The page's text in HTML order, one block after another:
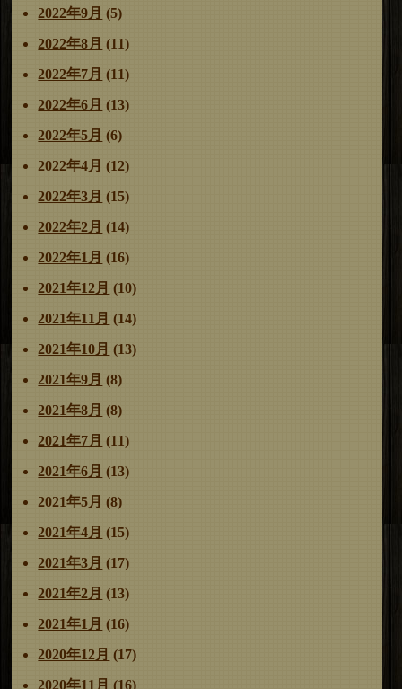
2022年9月 (5)
2022年8月 (11)
2022年7月 (11)
2022年6月 (13)
2022年5月 (6)
2022年4月 (12)
2022年3月 (15)
2022年2月 (14)
2022年1月 (16)
2021年12月 (10)
2021年11月 (14)
2021年10月 (13)
2021年9月 (8)
2021年8月 (8)
2021年7月 (11)
2021年6月 (13)
2021年5月 (8)
2021年4月 (15)
2021年3月 (17)
2021年2月 (13)
2021年1月 (16)
2020年12月 (17)
2020年11月 (16)